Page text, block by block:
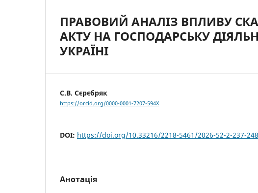
ПРАВОВИЙ АНАЛІЗ ВПЛИВУ
АКТУ НА ГОСПОДАРСЬКУ
УКРАЇНІ
С.В. Сєрєбряк
https://orcid.org/0000-0001-7207-594X
DOI: https://doi.org/10.33216/2218-5461/2026-52-2-237-248
Анотація